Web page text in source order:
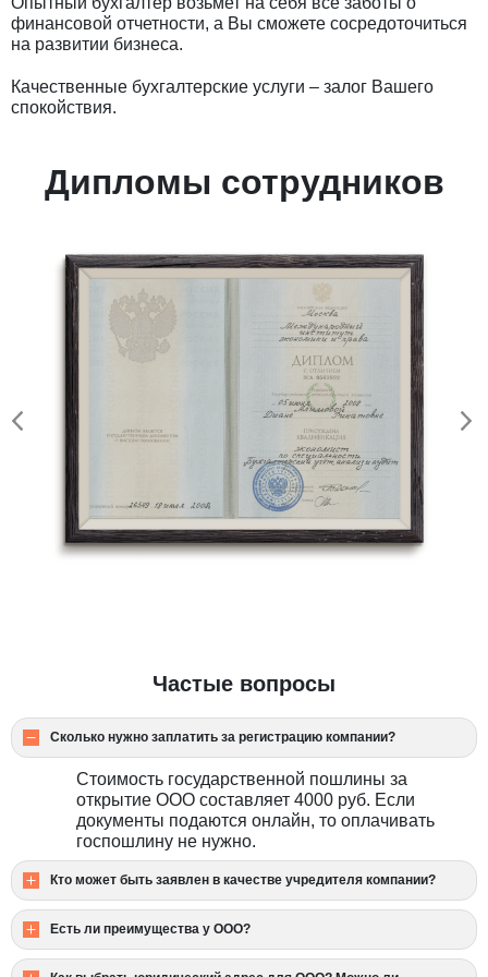
финансовой отчетности, а Вы сможете сосредоточиться
на развитии бизнеса.
Качественные бухгалтерские услуги – залог Вашего
спокойствия.
Дипломы сотрудников
Частые вопросы
Сколько нужно заплатить за регистрацию компании?
Стоимость государственной пошлины за
открытие ООО составляет 4000 руб. Если
документы подаются онлайн, то оплачивать
госпошлину не нужно.
Кто может быть заявлен в качестве учредителя компании?
В качестве учредителя ООО могут выступать как
разрешением на временное проживание. При
Есть ли преимущества у ООО?
Сильные стороны ООО представлены